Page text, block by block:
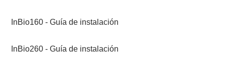
InBio160 - Guía de instalación
InBio260 - Guía de instalación